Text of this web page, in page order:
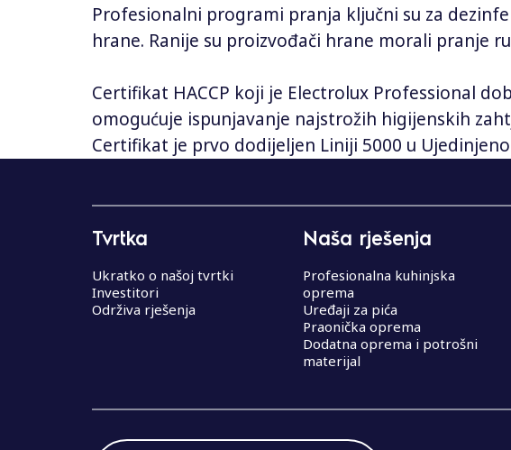
Profesionalni programi pranja ključni su za
hrane. Ranije su proizvođači hrane morali pranje
Certifikat HACCP koji je Electrolux Professional
omogućuje ispunjavanje najstrožih higijenskih
Certifikat je prvo dodijeljen Liniji 5000 u
a
v
i
g
i
Tvrtka
Ukratko o našoj tvrtki
Investitori
Održiva rješenja
Naša rješenja
Profesionalna kuhinjska
oprema
Uređaji za pića
Praonička oprema
Dodatna oprema i potrošni
materijal